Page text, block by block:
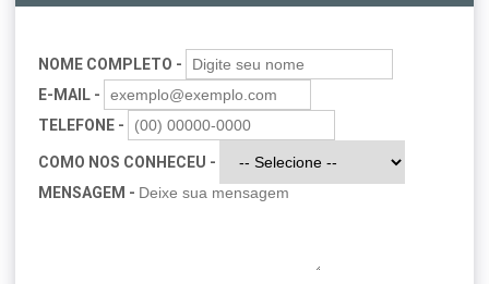
NOME COMPLETO -
E-MAIL -
TELEFONE -
COMO NOS CONHECEU -
MENSAGEM -